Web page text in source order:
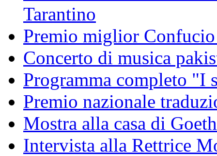
Tarantino
Premio miglior
Concerto di musica
Programma completo "I
Premio nazionale
Mostra alla casa di
Intervista alla Rettrice